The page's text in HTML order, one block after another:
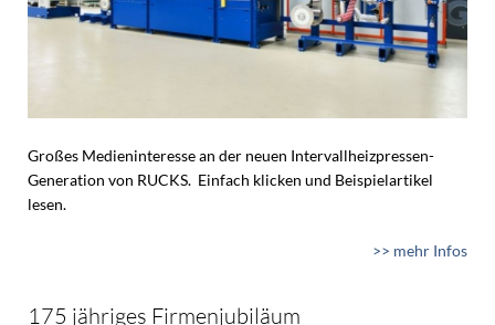
Großes Medieninteresse an der neuen Intervallheizpressen-
Generation von RUCKS. Einfach klicken und Beispielartikel
lesen.
>> mehr Infos
175 jähriges Firmenjubiläum